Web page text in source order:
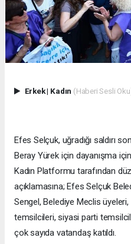
Erkek| Kadın (Haberi Sesli
Efes Selçuk, uğradığı saldırı
Beray Yürek için dayanışma
Kadın Platformu tarafından
açıklamasına; Efes Selçuk
Sengel, Belediye Meclis
temsilcileri, siyasi parti
çok sayıda vatandaş katıldı.